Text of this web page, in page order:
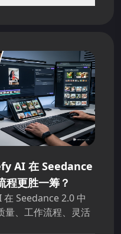
AI 在 Seedance
程更胜一筹？
Seedance 2.0 中
量、工作流程、灵活